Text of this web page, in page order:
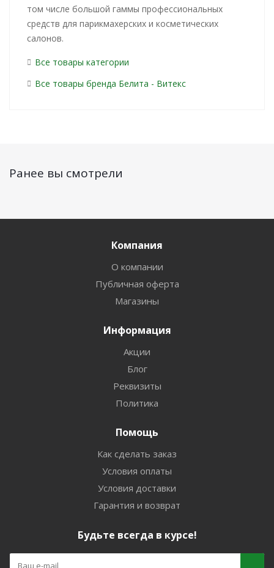
том числе большой гаммы профессиональных
средств для парикмахерских и косметических
салонов.
Все товары категории
Все товары бренда Белита - Витекс
Ранее вы смотрели
Компания
О компании
Публичная оферта
Магазины
Информация
Акции
Блог
Реквизиты
Политика
Помощь
Как сделать заказ
Условия оплаты
Условия доставки
Гарантия и возврат
Будьте всегда в курсе!